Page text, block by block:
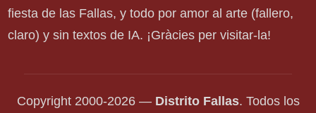
fiesta de las Fallas, y todo por amor al arte (fallero,
claro) y sin textos de IA. ¡Gràcies per visitar-la!
Copyright 2000-2026 — Distrito Fallas. Todos los